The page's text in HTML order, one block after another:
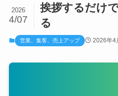
挨拶するだけ
る
2026
4/07
営業、集客、売上アップ 2026年4